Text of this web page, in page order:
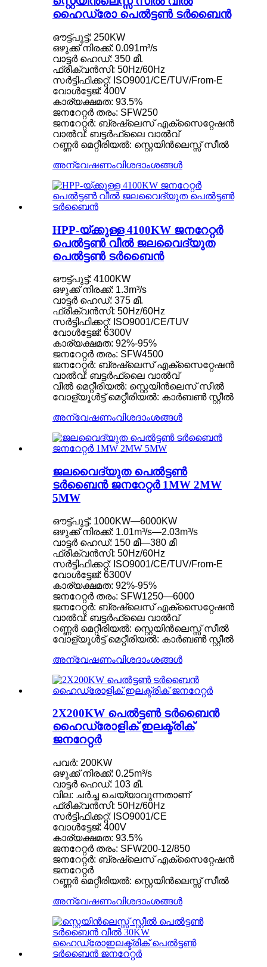
ഹൈഡ്രോ പെൽട്ടൺ ടർബൈൻ
ഔട്ട്പുട്ട്: 250KW
ഒഴുക്ക് നിരക്ക്: 0.091m³/s
വാട്ടർ ഹെഡ്: 350 മീ.
ഫ്രീക്വൻസി: 50Hz/60Hz
സർട്ടിഫിക്കറ്റ്: ISO9001/CE/TUV/From-E
വോൾട്ടേജ്: 400V
കാര്യക്ഷമത: 93.5%
ജനറേറ്റർ തരം: SFW250
ജനറേറ്റർ: ബ്രഷ്‌ലെസ് എക്‌സൈറ്റേഷൻ
വാൽവ്: ബട്ടർഫ്ലൈ വാൽവ്
റണ്ണർ മെറ്റീരിയൽ: സ്റ്റെയിൻലെസ്സ് സീൽ
അന്വേഷണംവിശദാംശങ്ങൾ
HPP-യ്‌ക്കുള്ള 4100KW ജനറേറ്റർ
പെൽട്ടൺ വീൽ ജലവൈദ്യുത
പെൽട്ടൺ ടർബൈൻ
ഔട്ട്പുട്ട്: 4100KW
ഒഴുക്ക് നിരക്ക്: 1.3m³/s
വാട്ടർ ഹെഡ്: 375 മീ.
ഫ്രീക്വൻസി: 50Hz/60Hz
സർട്ടിഫിക്കറ്റ്: ISO9001/CE/TUV
വോൾട്ടേജ്: 6300V
കാര്യക്ഷമത: 92%-95%
ജനറേറ്റർ തരം: SFW4500
ജനറേറ്റർ: ബ്രഷ്‌ലെസ് എക്‌സൈറ്റേഷൻ
വാൽവ്: ബട്ടർഫ്ലൈ വാൽവ്
വീൽ മെറ്റീരിയൽ: സ്റ്റെയിൻലെസ് സീൽ
വോള്യൂൾട്ട് മെറ്റീരിയൽ: കാർബൺ സ്റ്റീൽ
അന്വേഷണംവിശദാംശങ്ങൾ
ജലവൈദ്യുത പെൽട്ടൺ
ടർബൈൻ ജനറേറ്റർ 1MW 2MW
5MW
ഔട്ട്പുട്ട്: 1000KW—6000KW
ഒഴുക്ക് നിരക്ക്: 1.01m³/s—2.03m³/s
വാട്ടർ ഹെഡ്: 150 മീ—380 മീ
ഫ്രീക്വൻസി: 50Hz/60Hz
സർട്ടിഫിക്കറ്റ്: ISO9001/CE/TUV/From-E
വോൾട്ടേജ്: 6300V
കാര്യക്ഷമത: 92%-95%
ജനറേറ്റർ തരം: SFW1250—6000
ജനറേറ്റർ: ബ്രഷ്‌ലെസ് എക്‌സൈറ്റേഷൻ
വാൽവ്: ബട്ടർഫ്ലൈ വാൽവ്
റണ്ണർ മെറ്റീരിയൽ: സ്റ്റെയിൻലെസ്സ് സീൽ
വോള്യൂൾട്ട് മെറ്റീരിയൽ: കാർബൺ സ്റ്റീൽ
അന്വേഷണംവിശദാംശങ്ങൾ
2X200KW പെൽട്ടൺ ടർബൈൻ
ഹൈഡ്രോളിക് ഇലക്ട്രിക്
ജനറേറ്റർ
പവർ: 200KW
ഒഴുക്ക് നിരക്ക്: 0.25m³/s
വാട്ടർ ഹെഡ്: 103 മീ.
വില: ചർച്ച ചെയ്യാവുന്നതാണ്
ഫ്രീക്വൻസി: 50Hz/60Hz
സർട്ടിഫിക്കറ്റ്: ISO9001/CE
വോൾട്ടേജ്: 400V
കാര്യക്ഷമത: 93.5%
ജനറേറ്റർ തരം: SFW200-12/850
ജനറേറ്റർ: ബ്രഷ്‌ലെസ് എക്‌സൈറ്റേഷൻ
ജനറേറ്റർ
റണ്ണർ മെറ്റീരിയൽ: സ്റ്റെയിൻലെസ്സ് സീൽ
അന്വേഷണംവിശദാംശങ്ങൾ